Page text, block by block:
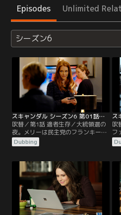
Episodes Unlimited
シーズン6
スキャンダル シーズン6 第01話／吹替
吹替／第1話 適者生存／大統領選の
夜。メリーは民主党のフランキー・
ヴァルガス知事と大接戦を演じる
が、最後の最後にカリフォルニア州
で、ホワイトハウスへの夢を打ち砕
かれる。ところが次期大統領に決ま
ったフランキーが、地元フィラデル
フィアで勝利宣言を終えた直後に衝
撃の事態が起こる。その事件をめぐ
って、オリヴィアたちの…。
Dubbing
吹
フ
さ
る